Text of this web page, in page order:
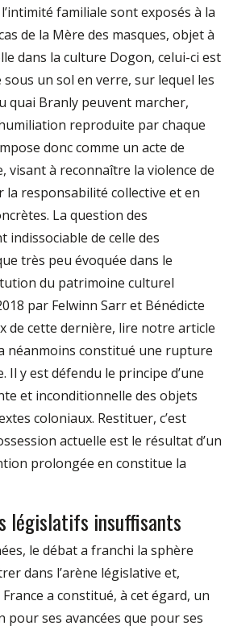
familiale sont exposés à la
de la Mère des masques, objet à
dans la culture Dogon, celui-ci est
sous un sol en verre, sur lequel les
quai Branly peuvent marcher,
reproduite par chaque
donc comme un acte de
visant à reconnaître la violence de
la responsabilité collective et en
La question des
de celle des
très peu évoquée dans le
du patrimoine culturel
par Felwinn Sarr et Bénédicte
de cette dernière, lire notre article
néanmoins constitué une rupture
Il y est défendu le principe d’une
et inconditionnelle des objets
coloniaux. Restituer, c’est
actuelle est le résultat d’un
prolongée en constitue la
législatifs insuffisants
le débat a franchi la sphère
dans l’arène législative et,
a constitué, à cet égard, un
pour ses avancées que pour ses